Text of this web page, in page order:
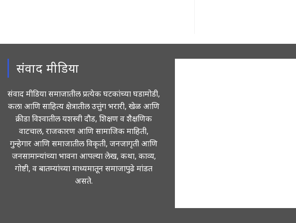
संवाद मीडिया
संवाद मीडिया समाजातील प्रत्येक घटकांच्या घडामोडी,
कला आणि साहित्य क्षेत्रातील उत्तुंग भरारी, खेळ आणि
क्रीडा विश्वातील यशस्वी दौड, शिक्षण व शैक्षणिक
वाटचाल, राजकारण आणि सामाजिक माहिती,
गुन्हेगार आणि समाजातील विकृती, जनजागृती आणि
जनसामान्यांच्या भावना आपल्या लेख, कथा, काव्य,
गोष्टी, व बातम्यांच्या माध्यमातून समाजापुढे मांडत
असते.